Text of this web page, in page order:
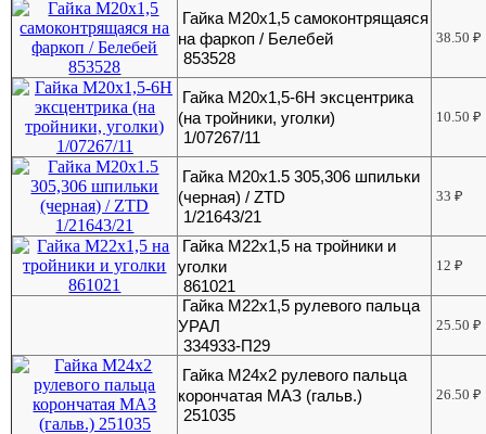
Гайка М20х1,5 самоконтрящаяся
на фаркоп / Белебей
853528
38.50₽
Гайка М20х1,5-6Н эксцентрика
(на тройники, уголки)
1/07267/11
10.50₽
Гайка М20х1.5 305,306 шпильки
(черная) / ZTD
1/21643/21
33₽
Гайка М22х1,5 на тройники и
уголки
861021
12₽
Гайка М22х1,5 рулевого пальца
УРАЛ
334933-П29
25.50₽
Гайка М24х2 рулевого пальца
корончатая МАЗ (гальв.)
251035
26.50₽